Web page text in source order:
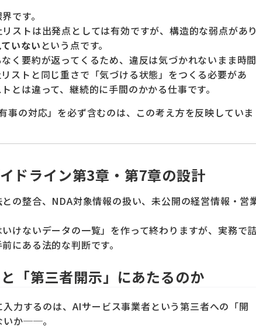
です。
ストは出発点としては有効ですが、構造的な弱点があ
いない という点です。
く要約が返ってくるため、違反は気づかれないまま時
ストと同じ重さで「気づける状態」をつくる必要があ
とは違って、継続的に手間のかかる仕事です。
事の対応」を必ず含むのは、この考え方を反映していま
ドライン第3章・第7章の設計
の整合、NDA対象情報の扱い、未公開の経営情報・営
けないデータの一覧」を作って終わりますが、実務で
にある法的な判断です。
「第三者開示」にあたるのか
力するのは、AIサービス事業者という第三者への「開
いか──。